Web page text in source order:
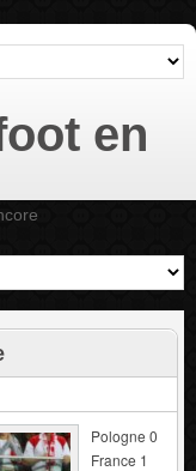
en
Pologne 0
France 1